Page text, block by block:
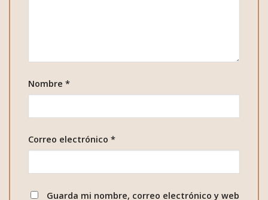
Nombre *
Correo electrónico *
Guarda mi nombre, correo electrónico y web